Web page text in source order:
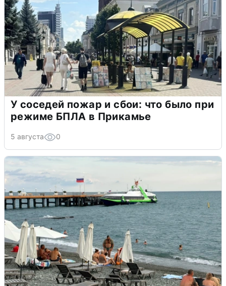
У соседей пожар и сбои: что было при
режиме БПЛА в Прикамье
5 августа 0